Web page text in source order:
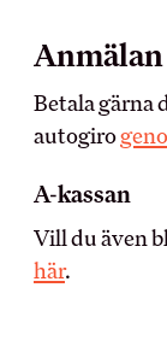
Ung i
RÅD
Betala gärna
autogiro
A-kassan
Vill du även
här.